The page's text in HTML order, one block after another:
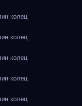
колец
колец
колец
колец
колец